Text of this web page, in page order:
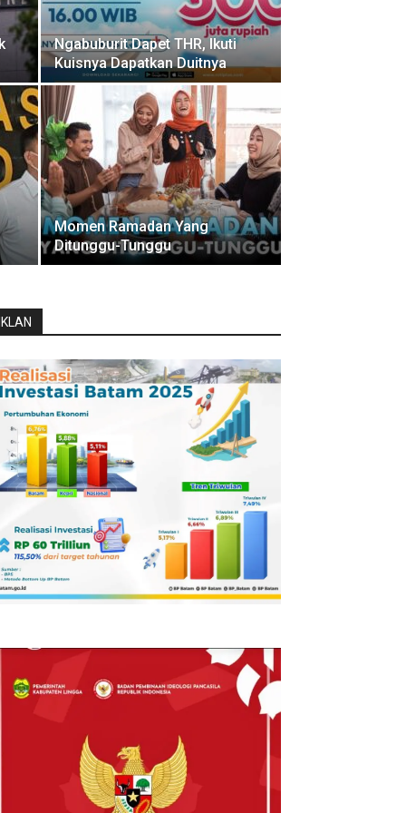
Ngabuburit Dapet THR, Ikuti
Kuisnya Dapatkan Duitnya
Momen Ramadan Yang
Ditunggu-Tunggu